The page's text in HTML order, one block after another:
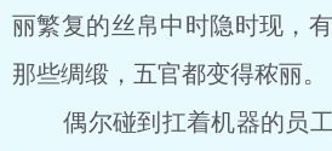
丽繁复的丝帛中时隐时现，
那些绸缎，五官都变得秾丽。
偶尔碰到扛着机器的员工